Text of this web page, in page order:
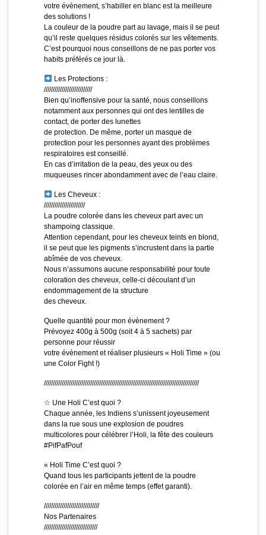
votre évènement, s’habiller en blanc est la meilleure
des solutions !
La couleur de la poudre part au lavage, mais il se peut
qu’il reste quelques résidus colorés sur les vêtements.
C’est pourquoi nous conseillons de ne pas porter vos
habits préférés ce jour là.
Les Protections :
///////////////////////////
Bien qu’inoffensive pour la santé, nous conseillons
notamment aux personnes qui ont des lentilles de
contact, de porter des lunettes
de protection. De même, porter un masque de
protection pour les personnes ayant des problèmes
respiratoires est conseillé.
En cas d’irritation de la peau, des yeux ou des
muqueuses rincer abondamment avec de l’eau claire.
Les Cheveux :
///////////////////////
La poudre colorée dans les cheveux part avec un
shampoing classique.
Attention cependant, pour les cheveux teints en blond,
il se peut que les pigments s’incrustent dans la partie
abîmée de vos cheveux.
Nous n’assumons aucune responsabilité pour toute
coloration des cheveux, celle-ci découlant d’un
endommagement de la structure
des cheveux.
Quelle quantité pour mon évènement ?
Prévoyez 400g à 500g (soit 4 à 5 sachets) par
personne pour réussir
votre évènement et réaliser plusieurs « Holi Time » (ou
une Color Fight !)
///////////////////////////////////////////////////////////////////////////////////////
☆ Une Holi C’est quoi ?
Chaque année, les Indiens s’unissent joyeusement
dans la rue sous une explosion de poudres
multicolores pour célébrer l’Holi, la fête des couleurs
#PifPafPouf
« Holi Time C’est quoi ?
Quand tous les participants jettent de la poudre
colorée en l’air en même temps (effet garanti).
///////////////////////////////
Nos Partenaires
//////////////////////////////